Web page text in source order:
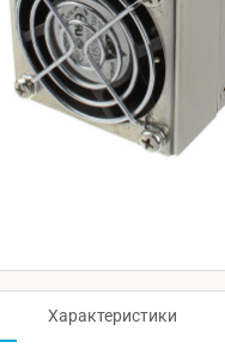
Характеристики